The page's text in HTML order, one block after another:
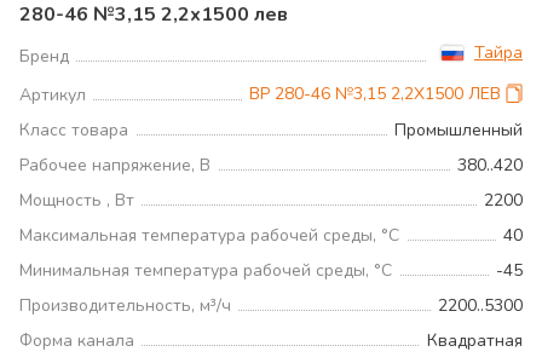
280-46 №3,15 2,2х1500 лев
Бренд
Тайра
Артикул
ВР 280-46 №3,15 2,2Х1500 ЛЕВ
Класс товара
Промышленный
Рабочее напряжение, В
380..420
Мощность , Вт
2200
Максимальная температура рабочей среды, °С
40
Минимальная температура рабочей среды, °С
-45
Производительность, м³/ч
2200..5300
Форма канала
Квадратная